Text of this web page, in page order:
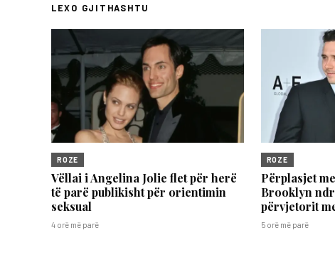
LEXO GJITHASHTU
ROZE
Vëllai i Angelina Jolie flet për herë
të parë publikisht për orientimin
seksual
4 orë më parë
ROZE
Përplasjet
Brooklyn
përvjetorit
5 orë më parë